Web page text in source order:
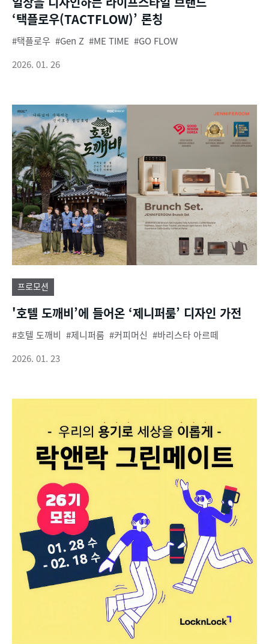
‘택플로우(TACTFLOW)’ 론칭
택플로우 Gen Z ME TIME
GO FLOW
2026. 01. 26
프로모션
'호텔 도깨비’에 들어온 ‘제니퍼룸’ 디자인 가전
호텔 도깨비 제니퍼룸 커피머신
바리스타 아르떼
2026. 01. 23